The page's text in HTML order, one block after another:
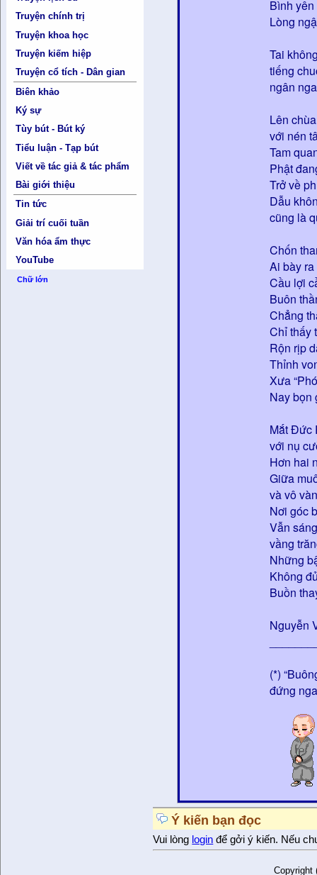
Truyện chính trị
Truyện khoa học
Truyện kiếm hiệp
Truyện cổ tích - Dân gian
Biên khảo
Ký sự
Tùy bút - Bút ký
Tiểu luận - Tạp bút
Viết về tác giả & tác phẩm
Bài giới thiệu
Tin tức
Giải trí cuối tuần
Văn hóa ẩm thực
YouTube
Chữ lớn
Bình
Lòng
Tai
tiếng
ngân
Lên chùa
với nén
Tam
Phật
Trở về
Dẫu
cũng là
Chốn
Ai bày
Cầu lợi
Buôn
Chẳng
Chỉ thấy
Rộn rịp
Thỉnh
Xưa
Nay bọn
Mắt Đức
với nụ
Hơn hai
Giữa
và vô
Nơi góc
Vẫn
vầng
Những
Không
Buồn
Nguyễn
(*)
đứng
Ý kiến bạn đọc
Vui lòng login để gởi ý kiến. Nếu
Copyright